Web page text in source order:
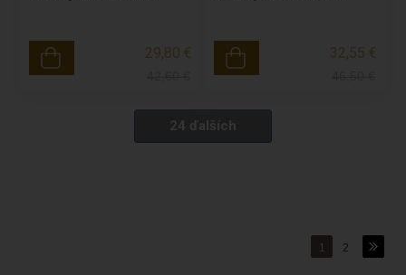
29,80 € 32,55 €
24 ďalších
1 2